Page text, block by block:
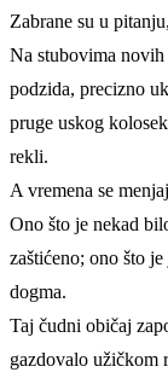
Zabrane su u
Na stubovima novih
podzida, precizno
pruge uskog
rekli.
A vremena se
Ono što je nekad
zaštićeno; ono što
dogma.
Taj čudni običaj
gazdovalo užičkom